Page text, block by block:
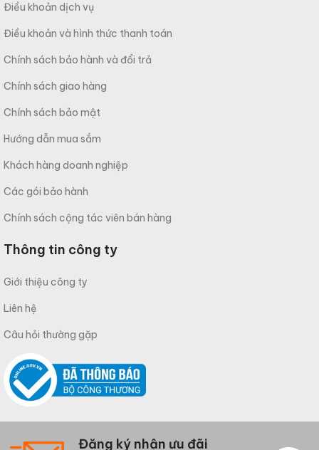
Điều khoản dịch vụ
Điều khoản và hình thức thanh toán
Chính sách bảo hành và đổi trả
Chính sách giao hàng
Chính sách bảo mật
Hướng dẫn mua sắm
Khách hàng doanh nghiệp
Các gói bảo hành
Chính sách cộng tác viên bán hàng
Thông tin công ty
Giới thiệu công ty
Liên hệ
Câu hỏi thường gặp
Đăng ký nhận ưu đãi